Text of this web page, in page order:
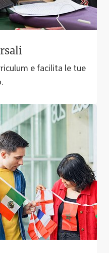
e facilita le tue